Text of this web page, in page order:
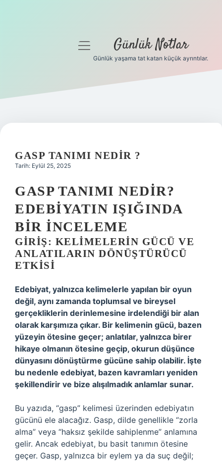
Gizlilik Politikası
Yasal Uyarı
menüyü
Günlük Notlar
Günlük yaşama tat katan küçük ayrıntılar.
GASP TANIMI NEDIR ?
Tarih: Eylül 25, 2025
GASP TANIMI NEDIR?
EDEBIYATIN IŞIĞINDA
BIR İNCELEME
GIRIŞ: KELIMELERIN GÜCÜ VE
ANLATILARIN DÖNÜŞTÜRÜCÜ
ETKISI
Edebiyat, yalnızca kelimelerle yapılan bir oyun
değil, aynı zamanda toplumsal ve bireysel
gerçekliklerin derinlemesine irdelendiği bir alan
olarak karşımıza çıkar. Bir kelimenin gücü, bazen
yüzeyin ötesine geçer; anlatılar, yalnızca birer
hikaye olmanın ötesine geçip, okurun düşünce
dünyasını dönüştürme gücüne sahip olabilir. İşte
bu nedenle edebiyat, bazen kavramları yeniden
şekillendirir ve bize alışılmadık anlamlar sunar.
Bu yazıda, “gasp” kelimesi üzerinden edebiyatın
gücünü ele alacağız. Gasp, dilde genellikle “zorla
alma” veya “haksız şekilde sahiplenme” anlamına
gelir. Ancak edebiyat, bu basit tanımın ötesine
geçer. Gasp, yalnızca bir eylem ya da suç değil;